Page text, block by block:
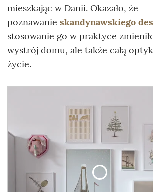
mieszkając w Danii. Okazało, że
poznawanie skandynawskiego
stosowanie go w praktyce
wystrój domu, ale także całą
życie.